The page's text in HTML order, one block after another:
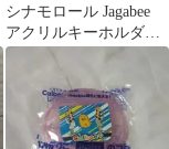
シナモロール Jagabee
アクリルキーホルダー
カルビー アクリルチャ